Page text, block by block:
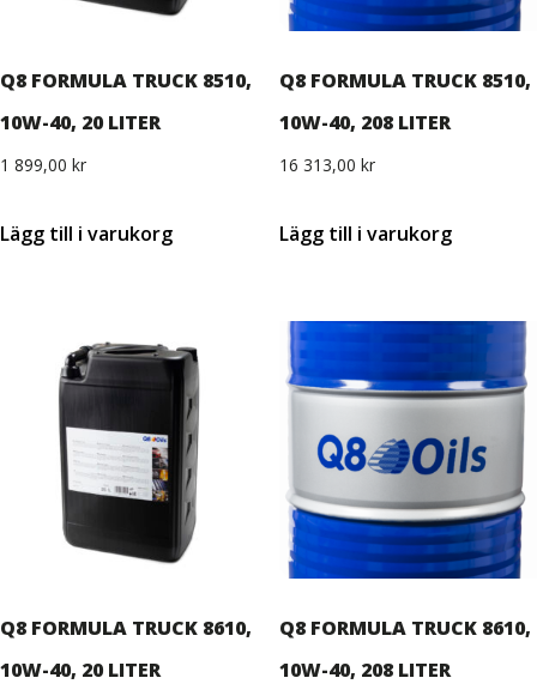
Q8 FORMULA TRUCK 8510,
10W-40, 20 LITER
1 899,00 kr
Lägg till i varukorg
Q8 FORMULA TRUCK 8510,
10W-40, 208 LITER
16 313,00 kr
Lägg till i varukorg
Q8 FORMULA TRUCK 8610,
10W-40, 20 LITER
Q8 FORMULA TRUCK 8610,
10W-40, 208 LITER